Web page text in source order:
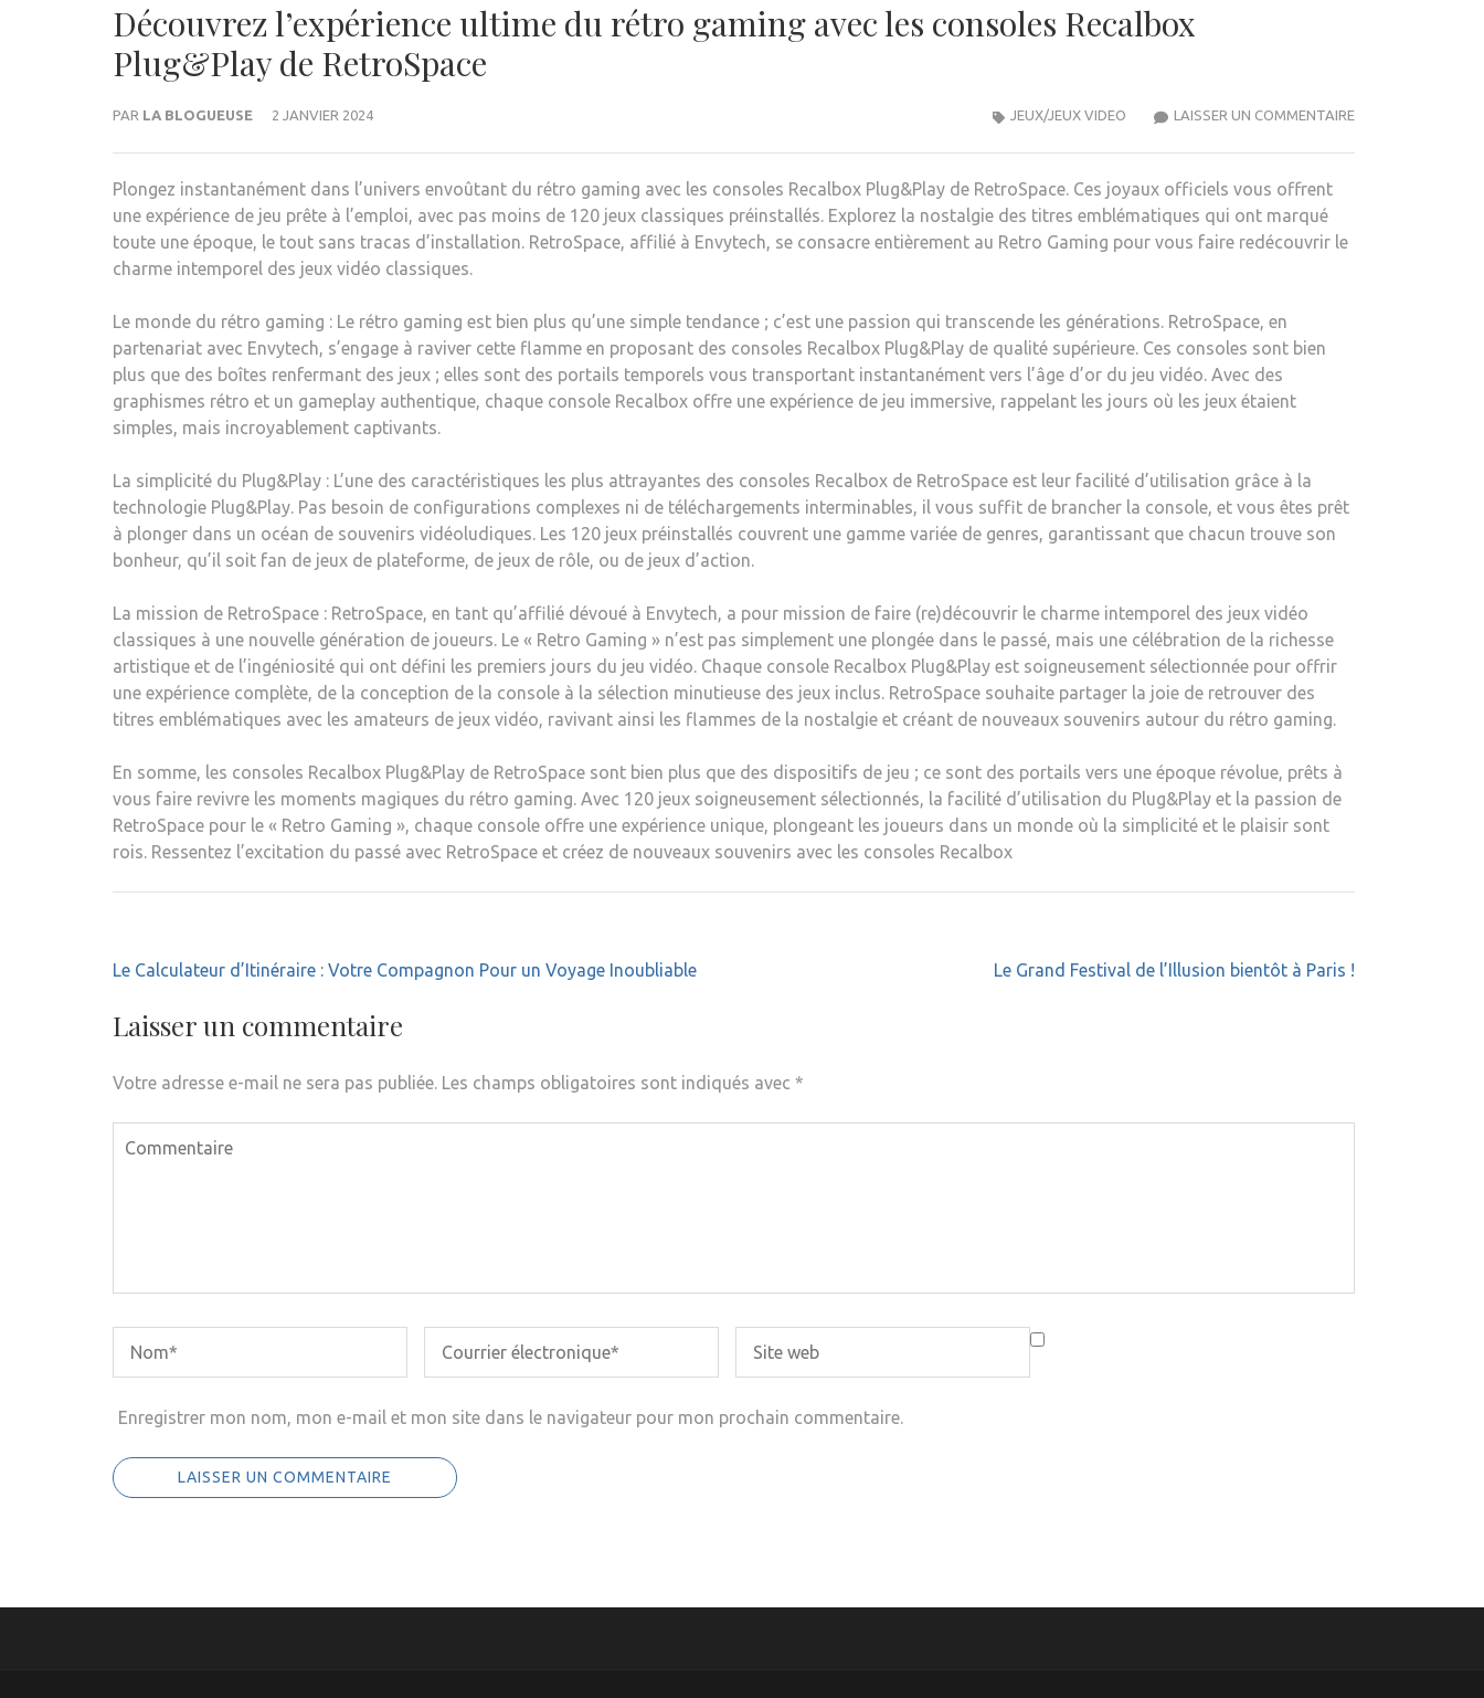
Découvrez l’expérience ultime du rétro gaming avec les consoles Recalbox
Plug&Play de RetroSpace
PAR LA BLOGUEUSE 2 JANVIER 2024 LAISSER UN COMMENTAIREDÉCOUVREZ
JEUX/JEUX VIDEO
Plongez instantanément dans l’univers envoûtant du rétro gaming avec les consoles Recalbox Plug&Play de RetroSpace. Ces joyaux officiels vous offrent
une expérience de jeu prête à l’emploi, avec pas moins de 120 jeux classiques préinstallés. Explorez la nostalgie des titres emblématiques qui ont marqué
toute une époque, le tout sans tracas d’installation. RetroSpace, affilié à Envytech, se consacre entièrement au Retro Gaming pour vous faire redécouvrir le
charme intemporel des jeux vidéo classiques.
Le monde du rétro gaming : Le rétro gaming est bien plus qu’une simple tendance ; c’est une passion qui transcende les générations. RetroSpace, en
partenariat avec Envytech, s’engage à raviver cette flamme en proposant des consoles Recalbox Plug&Play de qualité supérieure. Ces consoles sont bien
plus que des boîtes renfermant des jeux ; elles sont des portails temporels vous transportant instantanément vers l’âge d’or du jeu vidéo. Avec des
graphismes rétro et un gameplay authentique, chaque console Recalbox offre une expérience de jeu immersive, rappelant les jours où les jeux étaient
simples, mais incroyablement captivants.
La simplicité du Plug&Play : L’une des caractéristiques les plus attrayantes des consoles Recalbox de RetroSpace est leur facilité d’utilisation grâce à la
technologie Plug&Play. Pas besoin de configurations complexes ni de téléchargements interminables, il vous suffit de brancher la console, et vous êtes prêt
à plonger dans un océan de souvenirs vidéoludiques. Les 120 jeux préinstallés couvrent une gamme variée de genres, garantissant que chacun trouve son
bonheur, qu’il soit fan de jeux de plateforme, de jeux de rôle, ou de jeux d’action.
La mission de RetroSpace : RetroSpace, en tant qu’affilié dévoué à Envytech, a pour mission de faire (re)découvrir le charme intemporel des jeux vidéo
classiques à une nouvelle génération de joueurs. Le « Retro Gaming » n’est pas simplement une plongée dans le passé, mais une célébration de la richesse
artistique et de l’ingéniosité qui ont défini les premiers jours du jeu vidéo. Chaque console Recalbox Plug&Play est soigneusement sélectionnée pour offrir
une expérience complète, de la conception de la console à la sélection minutieuse des jeux inclus. RetroSpace souhaite partager la joie de retrouver des
titres emblématiques avec les amateurs de jeux vidéo, ravivant ainsi les flammes de la nostalgie et créant de nouveaux souvenirs autour du rétro gaming.
En somme, les consoles Recalbox Plug&Play de RetroSpace sont bien plus que des dispositifs de jeu ; ce sont des portails vers une époque révolue, prêts à
vous faire revivre les moments magiques du rétro gaming. Avec 120 jeux soigneusement sélectionnés, la facilité d’utilisation du Plug&Play et la passion de
RetroSpace pour le « Retro Gaming », chaque console offre une expérience unique, plongeant les joueurs dans un monde où la simplicité et le plaisir sont
rois. Ressentez l’excitation du passé avec RetroSpace et créez de nouveaux souvenirs avec les consoles Recalbox
Navigation
l’article
Le Calculateur d’Itinéraire : Votre Compagnon Pour un Voyage Inoubliable Le Grand Festival de l’Illusion bientôt à Paris !
Laisser un commentaire
Votre adresse e-mail ne sera pas publiée. Les champs obligatoires sont indiqués avec *
Enregistrer mon nom, mon e-mail et mon site dans le navigateur pour mon prochain commentaire.